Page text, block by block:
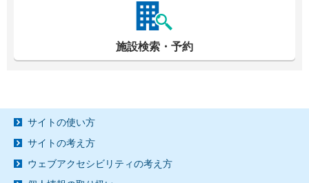
施設検索・予約
サイトの使い方
サイトの考え方
ウェブアクセシビリティの考え方